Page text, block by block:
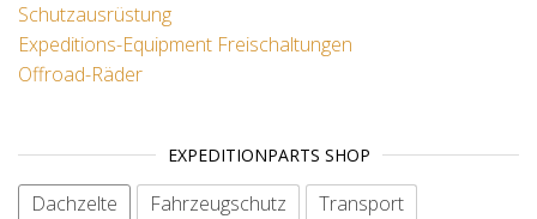
Schutzausrüstung
Expeditions-Equipment Freischaltungen
Offroad-Räder
EXPEDITIONPARTS SHOP
Dachzelte Fahrzeugschutz
Transport